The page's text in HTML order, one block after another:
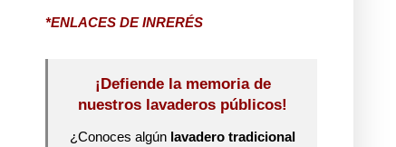
*ENLACES DE INRERÉS
¡Defiende la memoria de
nuestros lavaderos públicos!
¿Conoces algún lavadero tradicional